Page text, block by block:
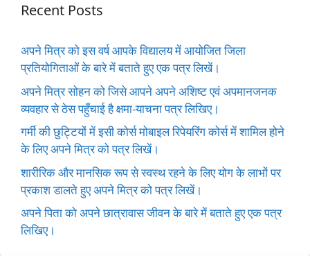
Recent Posts
अपने मित्र को इस वर्ष आपके विद्यालय में आयोजित जिला
प्रतियोगिताओं के बारे में बताते हुए एक पत्र लिखें।
अपने मित्र सोहन को जिसे आपने अपने अशिष्ट एवं अपमानजनक
व्यवहार से ठेस पहुँचाई है क्षमा-याचना पत्र लिखिए।
गर्मी की छुट्टियों में इसी कोर्स मोबाइल रिपेयरिंग कोर्स में शामिल होने
के लिए अपने मित्र को पत्र लिखें।
शारीरिक और मानसिक रूप से स्वस्थ रहने के लिए योग के लाभों पर
प्रकाश डालते हुए अपने मित्र को पत्र लिखें।
अपने पिता को अपने छात्रावास जीवन के बारे में बताते हुए एक पत्र
लिखिए।